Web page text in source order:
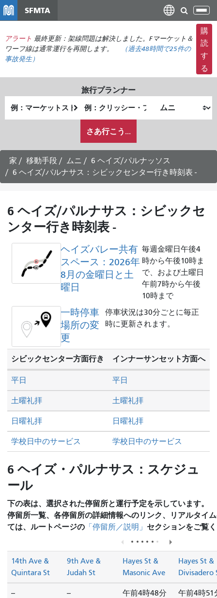
コ
ン
ン
ツ
移
SFMTA
ナ
ビ
ゲ
ー
シ
ョ
の
切
り
え
アラート 最終更新：架線問題は解決しました。Fマーケット＆
ワーフ線は通常運行を再開します。
（過去48時間で25件の
事故発生）
購
読
す
る
旅行プランナー
出
発
終
了
が
ど
の
よ
う
旅
を
し
か
さあ行こう...
家 移動手段 ムニ
6 ヘイズ/パルナッソス
6 ヘイズ/パルナサス：シビックセンター行き時刻表 -
6 ヘイズ/パルナサス：シビックセ
ンター行き時刻表 -
ヘイズバレー共有
スペース：2026年
8月の金曜日と土
曜日
毎週金曜日午後4
時から午後10時ま
で、および土曜日
午前7時から午後
10時まで
一時停車
場所の変
更
停車状況は30分ごとに毎正
時に更新されます。
シビックセンター方面行き インナーサンセット方面へ
土曜礼拝 土曜礼拝
日曜礼拝 日曜礼拝
平日 平日
学校日中のサービス 学校日中のサービス
6 ヘイズ・パルナサス：スケジュ
ール
下の表は、選択された停留所と運行予定を示しています。
停留所一覧、各停留所の詳細情報へのリンク、リアルタイ
ては、ルートページの 「停留所／説明」 セクションをご覧
14th Ave &
Quintara St
9th Ave &
Judah St
Hayes St &
Masonic Ave
Hayes St &
Divisadero
-- -- 午前4時48分 午前4時51